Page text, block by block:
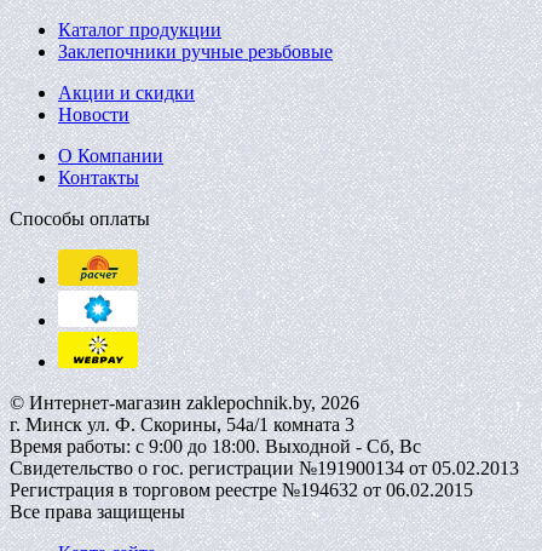
Каталог продукции
Заклепочники ручные резьбовые
Акции и скидки
Новости
О Компании
Контакты
Способы оплаты
© Интернет-магазин zaklepochnik.by, 2026
г. Минск ул. Ф. Скорины, 54а/1 комната 3
Время работы: с 9:00 до 18:00. Выходной - Сб, Вс
Свидетельство о гос. регистрации №191900134 от 05.02.2013
Регистрация в торговом реестре №194632 от 06.02.2015
Все права защищены